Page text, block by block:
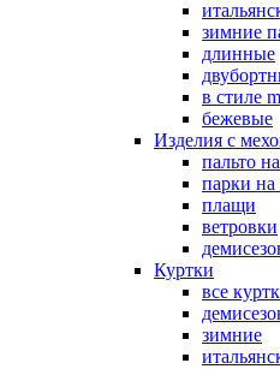
зимние
длинные
в стиле
бежевые
Изделия с
пальто
парки на
плащи
ветровки
Куртки
все
зимние